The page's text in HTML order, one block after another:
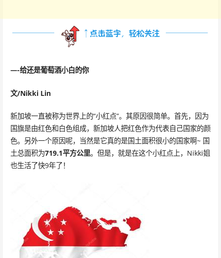
—-给还是葡萄酒小白的你
文/Nikki Lin
新加坡一直被称为世界上的“小红点”。其原因很简单。首先，因为
国旗是由红色和白色组成，新加坡人把红色作为代表自己国家的颜
色。另外一个原因呢，当然是它真的是国土面积很小的国家啊~ 国
土总面积为719.1平方公里。但是，就是在这个小红点上，Nikki姐
也生活了快9年了！